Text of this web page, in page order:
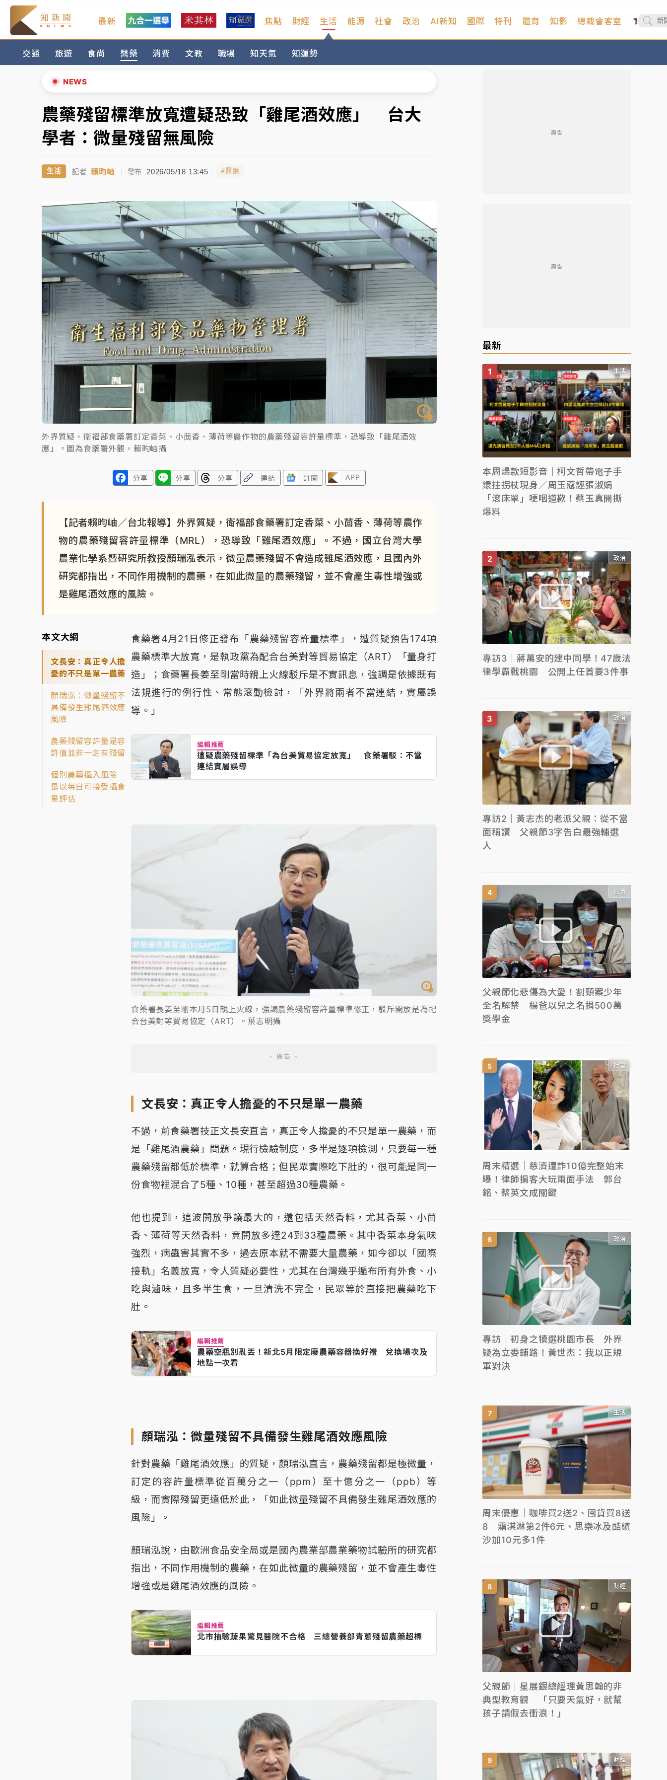
最新 焦點 財經 生活
交通 旅遊 食尚 醫藥 消費 文教 職場 知天氣 知運勢
能源 社會 政治 AI新知 國際 特刊 體育 知影 總裁會客室
NEWS
暑假過三周才推「E宿新北打卡趣」！抽獎程序複雜 觀旅局回應了
中信慈善基金會想增加董事人數！辜仲諒向法院聲請遭駁 理由曝光
故宮《龍藏經》特展第2檔！今線上預約開賣一度塞車 周六起展出延長至晚上7時
台東農業處長涉圖利渡假村！東檢抗告成功 今重開羈押庭
女律師陳昱瑄詐慈濟10億！黃金158kg遭查扣畫面曝光
中信慈善基金會想增加董事人數！辜仲諒向法院聲請遭駁 理由曝光
故宮《龍藏經》特展第2檔！今線上預約開賣一度塞車 周六起展出延長至晚上7時
台東農業處長涉圖利渡假村！東檢抗告成功 今重開羈押庭
父親節泡湯了！中颱白海豚雨彈轟3天 「紅到發紫」降雨熱區曝
▲
▼
農藥殘留標準放寬遭疑恐致「雞尾酒效應」 台大
學者：微量殘留無風險
生活 記者 賴昀岫 | 發布 2026/05/18 13:45 #醫藥
外界質疑，衛福部食藥署訂定香菜、小茴香、薄荷等農作物的農藥殘留容許量標準，恐導致「雞尾酒效
應」。圖為食藥署外觀，賴昀岫攝
分享 分享 分享 連結 訂閱 APP
【記者賴昀岫／台北報導】外界質疑，衛福部食藥署訂定香菜、小茴香、薄荷等農作
物的農藥殘留容許量標準（MRL），恐導致「雞尾酒效應」。不過，國立台灣大學
農業化學系暨研究所教授顏瑞泓表示，微量農藥殘留不會造成雞尾酒效應，且國內外
研究都指出，不同作用機制的農藥，在如此微量的農藥殘留，並不會產生毒性增強或
是雞尾酒效應的風險。
本文大綱
文長安：真正令人擔
憂的不只是單一農藥
顏瑞泓：微量殘留不
具備發生雞尾酒效應
風險
農藥殘留容許量是容
許值並非一定有殘留
個別農藥攝入風險
是以每日可接受攝食
量評估
食藥署4月21日修正發布「農藥殘留容許量標準」，遭質疑預告174項
農藥標準大放寬，是執政黨為配合台美對等貿易協定（ART）「量身打
造」；食藥署長姜至剛當時親上火線駁斥是不實訊息，強調是依據既有
法規進行的例行性、常態滾動檢討，「外界將兩者不當連結，實屬誤
導。」
編輯推薦
遭疑農藥殘留標準「為台美貿易協定放寬」 食藥署駁：不當
連結實屬誤導
食藥署長姜至剛本月5日親上火線，強調農藥殘留容許量標準修正，駁斥開放是為配
合台美對等貿易協定（ART）。葉志明攝
文長安：真正令人擔憂的不只是單一農藥
不過，前食藥署技正文長安直言，真正令人擔憂的不只是單一農藥，而
是「雞尾酒農藥」問題。現行檢驗制度，多半是逐項檢測，只要每一種
農藥殘留都低於標準，就算合格；但民眾實際吃下肚的，很可能是同一
份食物裡混合了5種、10種，甚至超過30種農藥。
他也提到，這波開放爭議最大的，還包括天然香料，尤其香菜、小茴
香、薄荷等天然香料，竟開放多達24到33種農藥。其中香菜本身氣味
強烈，病蟲害其實不多，過去原本就不需要大量農藥，如今卻以「國際
接軌」名義放寬，令人質疑必要性，尤其在台灣幾乎遍布所有外食、小
吃與滷味，且多半生食，一旦清洗不完全，民眾等於直接把農藥吃下
肚。
編輯推薦
農藥空瓶別亂丟！新北5月限定廢農藥容器換好禮 兌換場次及
地點一次看
顏瑞泓：微量殘留不具備發生雞尾酒效應風險
針對農藥「雞尾酒效應」的質疑，顏瑞泓直言，農藥殘留都是極微量，
訂定的容許量標準從百萬分之一（ppm）至十億分之一（ppb）等
級，而實際殘留更遠低於此，「如此微量殘留不具備發生雞尾酒效應的
風險」。
顏瑞泓說，由歐洲食品安全局或是國內農業部農業藥物試驗所的研究都
指出，不同作用機制的農藥，在如此微量的農藥殘留，並不會產生毒性
增強或是雞尾酒效應的風險。
編輯推薦
北市抽驗蔬果驚見醫院不合格 三總營養部青蔥殘留農藥超標
廣告
廣告
最新
生活
本周爆款短影音｜柯文哲帶電子手
鐶拄拐杖現身／周玉蔻誣張淑娟
「滾床單」哽咽道歉！蔡玉真開撕
爆料
政治
專訪3｜蔣萬安的建中同學！47歲法
律學霸戰桃園 公開上任首要3件事
政治
專訪2｜黃志杰的老派父親：從不當
面稱讚 父親節3字告白最強輔選
人
社會
父親節化悲傷為大愛！割頸案少年
全名解禁 楊爸以兒之名捐500萬
獎學金
社會
周末精選｜慈濟遭詐10億完整始末
曝！律師掮客大玩兩面手法 郭台
銘、蔡英文成關鍵
政治
專訪｜初身之犢選桃園市長 外界
疑為立委鋪路！黃世杰：我以正規
軍對決
生活
周末優惠｜咖啡買2送2、囤貨買8送
8 霜淇淋第2件6元、思樂冰及酷繽
沙加10元多1件
財經
父親節｜星展銀總經理黃思翰的非
典型教育觀 「只要天氣好，就幫
孩子請假去衝浪！」
財經